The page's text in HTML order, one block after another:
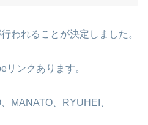
われることが決定しました。
リンクあります。
MANATO、RYUHEI、